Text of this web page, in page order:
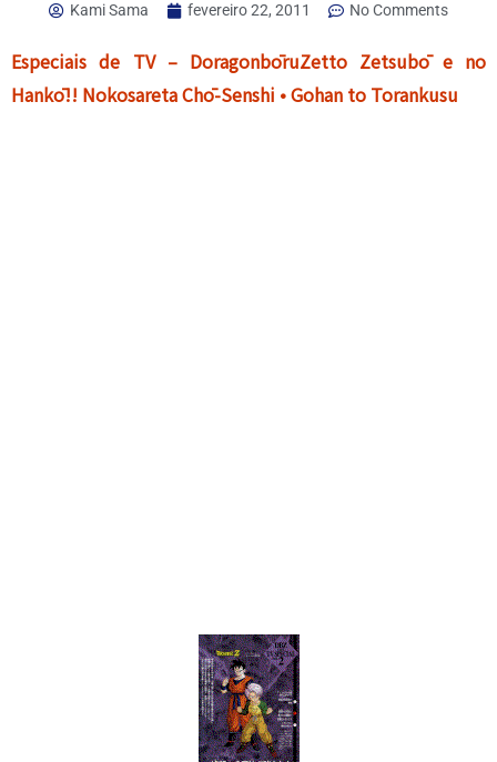
Kami Sama fevereiro 22, 2011 No Comments
Especiais de TV – DoragonbōruZetto Zetsubō e no
Hankō!! Nokosareta Chō-Senshi • Gohan to Torankusu